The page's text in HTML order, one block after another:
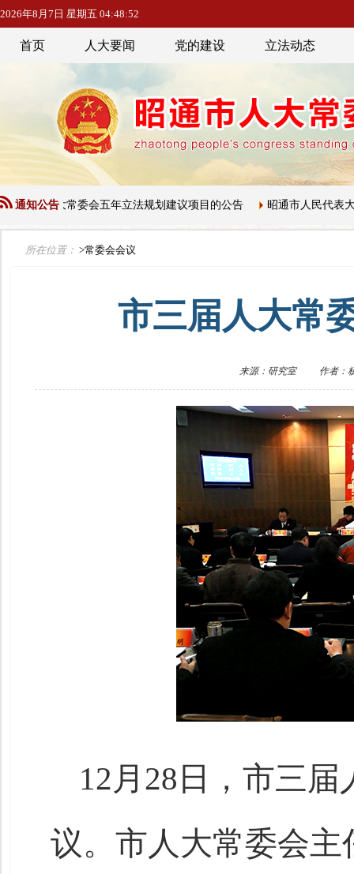
2026年8月7日 星期五 04:48:53
首页 人大要闻 党的建设 立法动态
通知公告
大常委会五年立法规划建议项目的公告 昭通市人民代表大会常务
所在位置： >常委会会议
市三届人大常
来源：研究室 作者：
12月28日，市三
议。市人大常委会